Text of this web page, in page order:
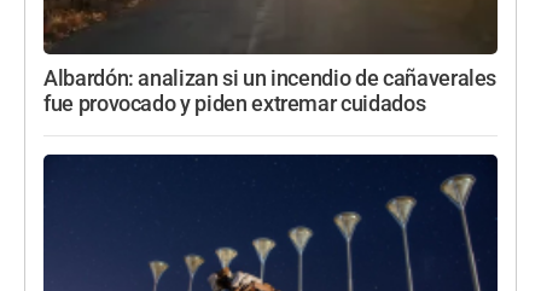
Albardón: analizan si un incendio de cañaverales
fue provocado y piden extremar cuidados